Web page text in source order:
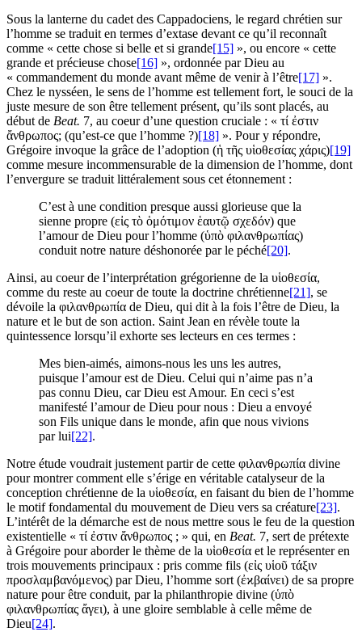
Sous la lanterne du cadet des Cappadociens, le regard chrétien sur
l’homme se traduit en termes d’extase devant ce qu’il reconnaît
comme « cette chose si belle et si grande[15] », ou encore « cette
grande et précieuse chose[16] », ordonnée par Dieu au
« commandement du monde avant même de venir à l’être[17] ».
Chez le nysséen, le sens de l’homme est tellement fort, le souci de la
juste mesure de son être tellement présent, qu’ils sont placés, au
début de Beat. 7, au coeur d’une question cruciale : « τί ἐστιν
ἄνθρωπος; (qu’est-ce que l’homme ?)[18] ». Pour y répondre,
Grégoire invoque la grâce de l’adoption (ἡ τῆς υἱοθεσίας χάρις)[19]
comme mesure incommensurable de la dimension de l’homme, dont
l’envergure se traduit littéralement sous cet étonnement :
C’est à une condition presque aussi glorieuse que la
sienne propre (εἰς τὸ ὁμότιμον ἑαυτῷ σχεδόν) que
l’amour de Dieu pour l’homme (ὑπὸ φιλανθρωπίας)
conduit notre nature déshonorée par le péché[20].
Ainsi, au coeur de l’interprétation grégorienne de la υἱοθεσία,
comme du reste au coeur de toute la doctrine chrétienne[21], se
dévoile la φιλανθρωπία de Dieu, qui dit à la fois l’être de Dieu, la
nature et le but de son action. Saint Jean en révèle toute la
quintessence lorsqu’il exhorte ses lecteurs en ces termes :
Mes bien-aimés, aimons-nous les uns les autres,
puisque l’amour est de Dieu. Celui qui n’aime pas n’a
pas connu Dieu, car Dieu est Amour. En ceci s’est
manifesté l’amour de Dieu pour nous : Dieu a envoyé
son Fils unique dans le monde, afin que nous vivions
par lui[22].
Notre étude voudrait justement partir de cette φιλανθρωπία divine
pour montrer comment elle s’érige en véritable catalyseur de la
conception chrétienne de la υἱοθεσία, en faisant du bien de l’homme
le motif fondamental du mouvement de Dieu vers sa créature[23].
L’intérêt de la démarche est de nous mettre sous le feu de la question
existentielle « τί ἐστιν ἄνθρωπος ; » qui, en Beat. 7, sert de prétexte
à Grégoire pour aborder le thème de la υἱοθεσία et le représenter en
trois mouvements principaux : pris comme fils (εἰς υἱοῦ τάξιν
προσλαμβανόμενος) par Dieu, l’homme sort (ἐϰβαίνει) de sa propre
nature pour être conduit, par la philanthropie divine (ὑπὸ
φιλανθρωπίας ἄγει), à une gloire semblable à celle même de
Dieu[24].